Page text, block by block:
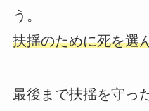
う。
扶揺のために死を選
最後まで扶揺を守っ